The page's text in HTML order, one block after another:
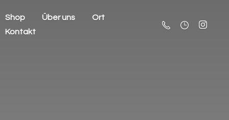
Shop Über uns
Ort
Kontakt